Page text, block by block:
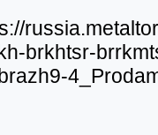
brkhtsr-